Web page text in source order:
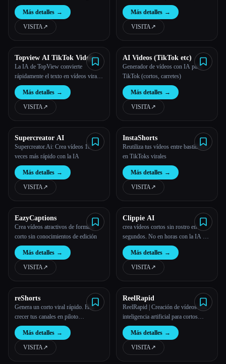
Comparar herramientas
Todas las categorías
Acerca de
Esc
Reels
Más detalles →
VISITA↗︎
YouTube e Instagram. Crea vídeos
virales sin esfuerzo.
Más detalles →
VISITA↗︎
Topview AI TikTok Video
Generator
La IA de TopView convierte
rápidamente el texto en vídeos virales
de TikTok con guiones, clips, voces
en off y música automatizados.
Más detalles →
VISITA↗︎
AI Videos (TikTok etc)
Generador de vídeos con IA para
TikTok (cortos, carretes)
Más detalles →
VISITA↗︎
Supercreator AI
Supercreator.Ai: Crea vídeos 10
veces más rápido con la IA
Más detalles →
VISITA↗︎
InstaShorts
Reutiliza tus vídeos entre bastidores
en TikToks virales
Más detalles →
VISITA↗︎
EazyCaptions
Crea vídeos atractivos de formato
corto sin conocimientos de edición
Más detalles →
VISITA↗︎
Clippie AI
crea vídeos cortos sin rostro en
segundos. No en horas con la IA de
Clippie.
Más detalles →
VISITA↗︎
reShorts
Genera un corto viral rápido. Haz
crecer tus canales en piloto
automático
Más detalles →
VISITA↗︎
ReelRapid
ReelRapid | Creación de vídeos con
inteligencia artificial para cortos
virales
Más detalles →
VISITA↗︎